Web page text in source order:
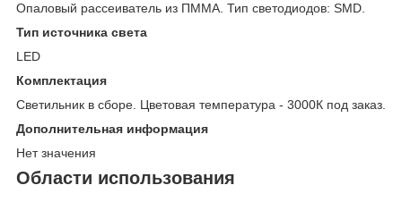
Опаловый рассеиватель из ПММА. Тип светодиодов: SMD.
Тип источника света
LED
Комплектация
Светильник в сборе. Цветовая температура - 3000К под заказ.
Дополнительная информация
Нет значения
Области использования